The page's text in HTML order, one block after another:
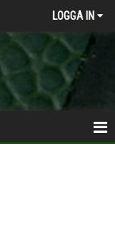
LOGGA IN